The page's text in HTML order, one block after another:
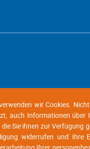
wir Cookies.
auch Informationen über
Sie ihnen zur Verfügung
widerrufen und Ihre